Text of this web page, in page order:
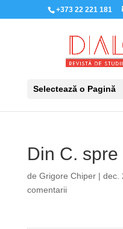
+373 22 221 181
Selectează o Pagină
Din C. spre
de Grigore Chiper| dec.
comentarii